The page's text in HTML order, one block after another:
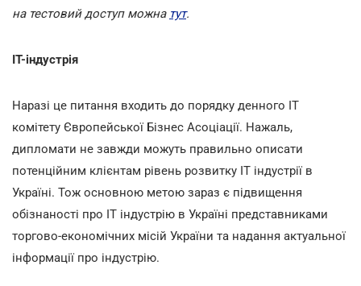
на тестовий доступ можна тут.
ІТ-індустрія
Наразі це питання входить до порядку денного ІТ
комітету Європейської Бізнес Асоціації. Нажаль,
дипломати не завжди можуть правильно описати
потенційним клієнтам рівень розвитку ІТ індустрії в
Україні. Тож основною метою зараз є підвищення
обізнаності про ІТ індустрію в Україні представниками
торгово-економічних місій України та надання актуальної
інформації про індустрію.